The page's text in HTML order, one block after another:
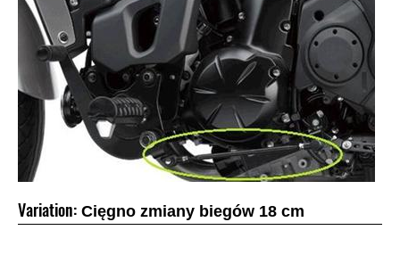
Variation: Cięgno zmiany biegów 18 cm